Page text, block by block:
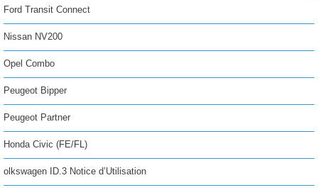
Ford Transit Connect
Nissan NV200
Opel Combo
Peugeot Bipper
Peugeot Partner
Honda Civic (FE/FL)
olkswagen ID.3 Notice d’Utilisation